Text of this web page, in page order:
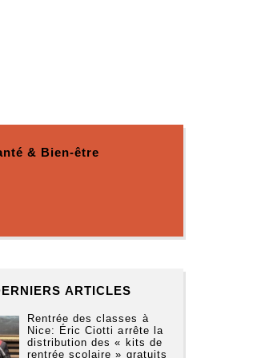
& Bien-être
ARTICLES
Rentrée des classes à
Nice: Éric Ciotti arrête la
distribution des « kits de
rentrée scolaire » gratuits